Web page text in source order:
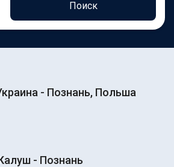
Поиск
- Познань, Польша
- Познань